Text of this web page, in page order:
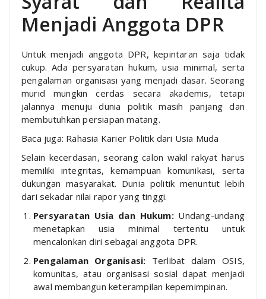
Menjadi Anggota DPR
Untuk menjadi anggota DPR, kepintaran saja tidak
cukup. Ada persyaratan hukum, usia minimal, serta
pengalaman organisasi yang menjadi dasar. Seorang
murid mungkin cerdas secara akademis, tetapi
jalannya menuju dunia politik masih panjang dan
membutuhkan persiapan matang.
Baca juga: Rahasia Karier Politik dari Usia Muda
Selain kecerdasan, seorang calon wakil rakyat harus
memiliki integritas, kemampuan komunikasi, serta
dukungan masyarakat. Dunia politik menuntut lebih
dari sekadar nilai rapor yang tinggi.
Persyaratan Usia dan Hukum:Undang-undang
menetapkan usia minimal tertentu untuk
mencalonkan diri sebagai anggota DPR.
Pengalaman Organisasi: Terlibat dalam OSIS,
komunitas, atau organisasi sosial dapat menjadi
awal membangun keterampilan kepemimpinan.